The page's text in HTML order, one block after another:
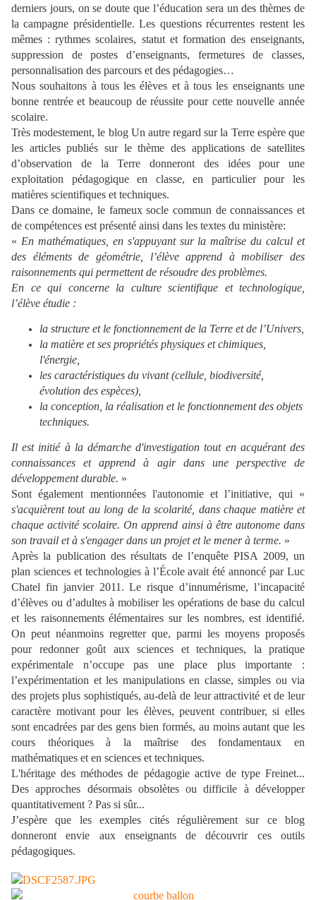
derniers jours, on se doute que l’éducation sera un des thèmes de
la campagne présidentielle. Les questions récurrentes restent les
mêmes : rythmes scolaires, statut et formation des enseignants,
suppression de postes d’enseignants, fermetures de classes,
personnalisation des parcours et des pédagogies…
Nous souhaitons à tous les élèves et à tous les enseignants une
bonne rentrée et beaucoup de réussite pour cette nouvelle année
scolaire.
Très modestement, le blog Un autre regard sur la Terre espère que
les articles publiés sur le thème des applications de satellites
d’observation de la Terre donneront des idées pour une
exploitation pédagogique en classe, en particulier pour les
matières scientifiques et techniques.
Dans ce domaine, le fameux socle commun de connaissances et
de compétences est présenté ainsi dans les textes du ministère:
« En mathématiques, en s'appuyant sur la maîtrise du calcul et
des éléments de géométrie, l’élève apprend à mobiliser des
raisonnements qui permettent de résoudre des problèmes.
En ce qui concerne la culture scientifique et technologique,
l’élève étudie :
la structure et le fonctionnement de la Terre et de l’Univers,
la matière et ses propriétés physiques et chimiques,
l'énergie,
les caractéristiques du vivant (cellule, biodiversité,
évolution des espèces),
la conception, la réalisation et le fonctionnement des objets
techniques.
Il est initié à la démarche d'investigation tout en acquérant des
connaissances et apprend à agir dans une perspective de
développement durable. »
Sont également mentionnées l'autonomie et l’initiative, qui «
s'acquièrent tout au long de la scolarité, dans chaque matière et
chaque activité scolaire. On apprend ainsi à être autonome dans
son travail et à s'engager dans un projet et le mener à terme. »
Après la publication des résultats de l’enquête PISA 2009, un
plan sciences et technologies à l’École avait été annoncé par Luc
Chatel fin janvier 2011. Le risque d’innumérisme, l’incapacité
d’élèves ou d’adultes à mobiliser les opérations de base du calcul
et les raisonnements élémentaires sur les nombres, est identifié.
On peut néanmoins regretter que, parmi les moyens proposés
pour redonner goût aux sciences et techniques, la pratique
expérimentale n’occupe pas une place plus importante :
l’expérimentation et les manipulations en classe, simples ou via
des projets plus sophistiqués, au-delà de leur attractivité et de leur
caractère motivant pour les élèves, peuvent contribuer, si elles
sont encadrées par des gens bien formés, au moins autant que les
cours théoriques à la maîtrise des fondamentaux en
mathématiques et en sciences et techniques.
L'héritage des méthodes de pédagogie active de type Freinet...
Des approches désormais obsolètes ou difficile à développer
quantitativement ? Pas si sûr...
J’espère que les exemples cités régulièrement sur ce blog
donneront envie aux enseignants de découvrir ces outils
pédagogiques.